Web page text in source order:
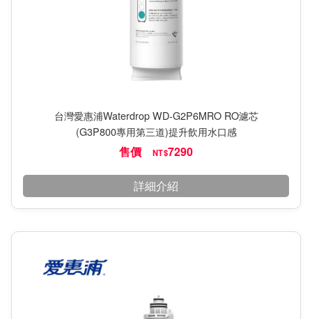
台灣愛惠浦Waterdrop WD-G2P6MRO RO濾芯
(G3P800專用第三道)提升飲用水口感
售價 NT$7290
詳細介紹